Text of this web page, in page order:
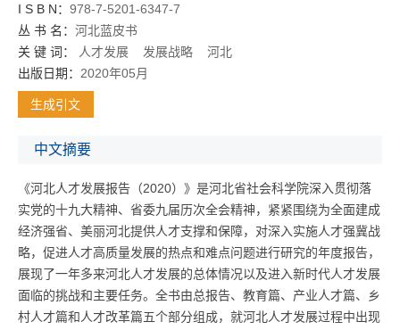
I S B N： 978-7-5201-6347-7
丛 书 名： 河北蓝皮书
关 键 词：
人才发展 发展战略
河北
出版日期： 2020年05月
生成引文
中文摘要
《河北人才发展报告（2020）》是河北省社会科学院深入贯彻落
实党的十九大精神、省委九届历次全会精神，紧紧围绕为全面建成
经济强省、美丽河北提供人才支撑和保障，对深入实施人才强冀战
略，促进人才高质量发展的热点和难点问题进行研究的年度报告，
展现了一年多来河北人才发展的总体情况以及进入新时代人才发展
面临的挑战和主要任务。全书由总报告、教育篇、产业人才篇、乡
村人才篇和人才改革篇五个部分组成，就河北人才发展过程中出现